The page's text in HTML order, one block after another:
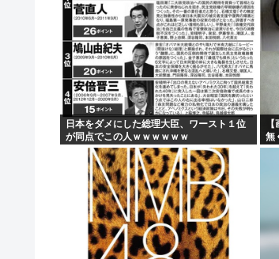
日本をダメにした総理大臣、ワースト１位
が同点でこの人ｗｗｗｗｗｗ
無
ｗ